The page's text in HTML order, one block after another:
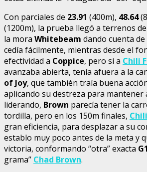
Con parciales de 23.91 (400m), 48.64
(1200m), la prueba llegó a terrenos
la mora Whitebeam dando cuenta de
cedía fácilmente, mientras desde el
efectividad a Coppice, pero si a Chili
avanzaba abierta, tenía afuera a la
of Joy, que también traía buena
aplicando su destreza para mantener
liderando, Brown parecía tener la
tordilla, pero en los 150m finales,
gran eficiencia, para desplazar a su
establo muy poco antes de la meta y
victoria, conformando “otra” exacta G1
grama” Chad Brown.